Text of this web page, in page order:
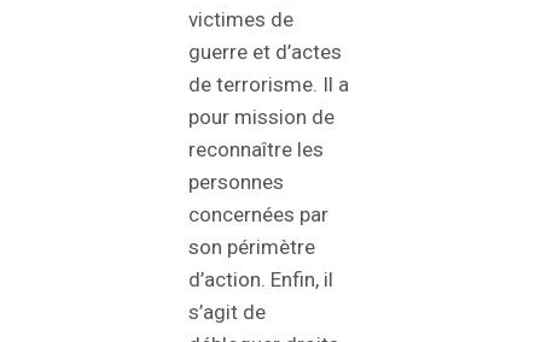
victimes de
guerre et d’actes
de terrorisme. Il a
pour mission de
reconnaître les
personnes
concernées par
son périmètre
d’action. Enfin, il
s’agit de